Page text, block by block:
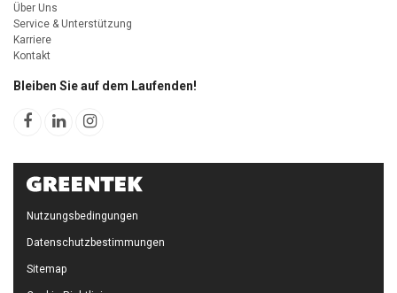
Über Uns
Service & Unterstützung
Karriere
Kontakt
Bleiben Sie auf dem Laufenden!
Nutzungsbedingungen
Datenschutzbestimmungen
Sitemap